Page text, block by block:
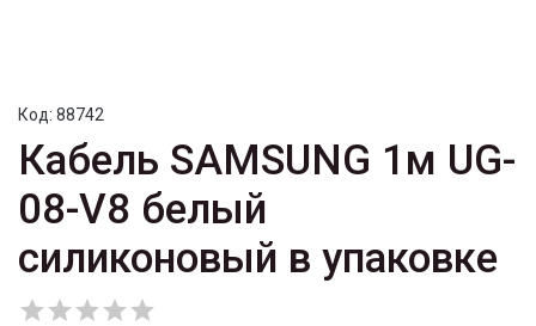
Код: 88742
Кабель SAMSUNG 1м UG-
08-V8 белый
силиконовый в упаковке
